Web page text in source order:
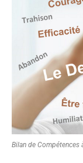
Bilan de Compétences